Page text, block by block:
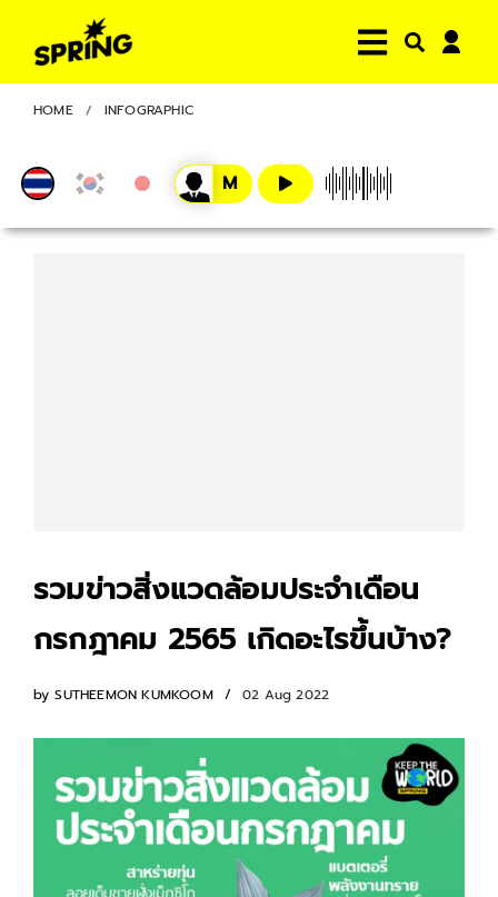
HOME INFOGRAPHIC
รวมข่าวสิ่งแวดล้อมประจำเดือน
กรกฎาคม 2565 เกิดอะไรขึ้นบ้าง?
by SUTHEEMON KUMKOOM 02 Aug 2022